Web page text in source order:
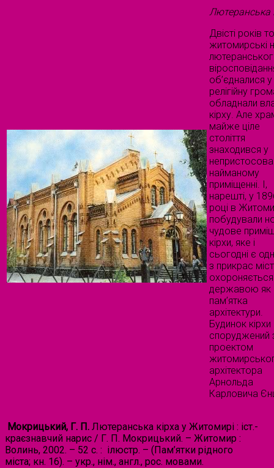
Лютеранська
Двісті років
житомирські
об’єдналися у
релігійну
обладнали
кірху. Але
майже ціле
століття
знаходився у
найманому
приміщенні. І,
нарешті, у
році в
побудували
чудове
кірхи, яке і
сьогодні є
з прикрас
охороняється
державою як
пам’ятка
архітектури.
Будинок кірхи
споруджений
проектом
архітектора
Арнольда
Карловича
Мокрицький, Г. П. Лютеранська кірха у Житомирі : іст.-
краєзнавчий нарис / Г. П. Мокрицький. – Житомир :
Волинь, 2002. – 52 с. : ілюстр. – (Пам’ятки рідного
міста; кн. 16). – укр., нім., англ., рос. мовами.